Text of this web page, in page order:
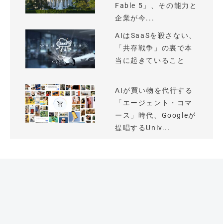
Fable 5」、その能力と
企業が今...
AIはSaaSを殺さない、
「共存戦争」の裏で本
当に起きていること
AIが買い物を代行する
「エージェント・コマ
ース」時代、Googleが
提唱するUniv...